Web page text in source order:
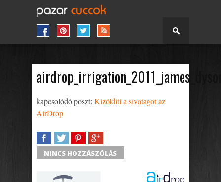
kapcsolódó poszt: Kizöldíti a sivatagot az
AirDrop
SHARETWEETSHARESHARE
NINCS HOZZÁSZÓLÁS